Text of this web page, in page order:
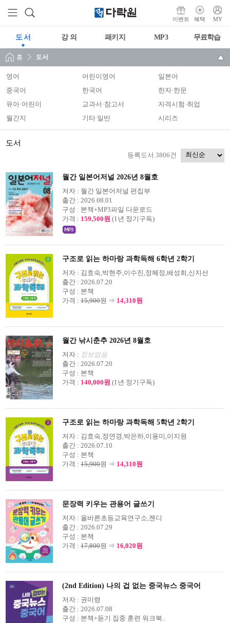
이벤트 혜택 MY
도 서 강 의 패키지 MP3 무료학습
홈 도서
영어 어린이영어
일본어
중국어
한국어
한자·한문
유아·어린이
교과서·참고서
자격시험·취업
월간지
기타 일반 시리즈
도서
등록도서 3806건
월간 일본어저널 2026년 8월호
저자 : 월간 일본어저널 편집부
출간 : 2026.08.01
구성 : 본책+MP3파일 다운로드
가격 : 159,500원 (1년 정기구독)
구조로 읽는 하마랑 과학독해 6학년 2학기
저자 : 김효숙,박현주,이수진,정혜정,배성희,신지선
출간 : 2026.07.20
구성 : 본책
가격 : 15,900원 ⇒ 14,310원
월간 낚시춘추 2026년 8월호
저자 : 정보없음
출간 : 2026.07.20
구성 : 본책
가격 : 140,000원 (1년 정기구독)
구조로 읽는 하마랑 과학독해 5학년 2학기
저자 : 김효숙,정연경,박은하,이용미,이지원
출간 : 2026.07.10
구성 : 본책
가격 : 15,900원 ⇒ 14,310원
문장력 키우는 관용어 글쓰기
저자 : 올바른초등교육연구소,젠디
출간 : 2026.07.29
구성 : 본책
가격 : 17,800원 ⇒ 16,020원
(2nd Edition) 나의 겁 없는 중국뉴스 중국어
저자 : 권미령
출간 : 2026.07.08
구성 : 본책+듣기 집중 훈련 워크북..